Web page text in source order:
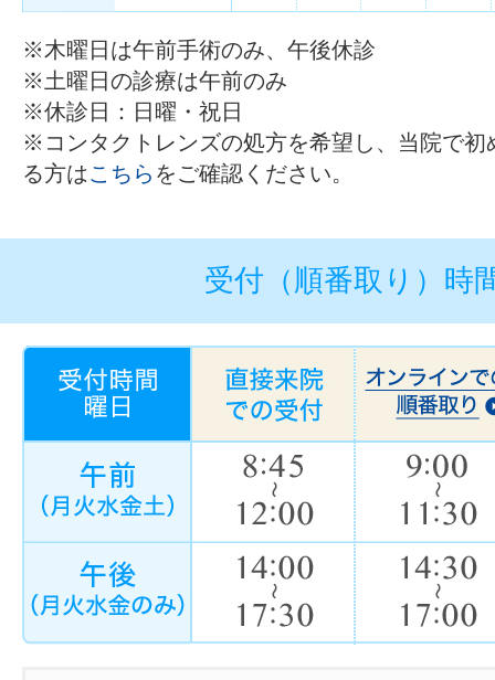
※木曜日は午前手術のみ、午後休診
※土曜日の診療は午前のみ
※休診日：日曜・祝日
※コンタクトレンズの処方を希望し、当院で初
る方はこちら をご確認ください。
受付（順番取り）時